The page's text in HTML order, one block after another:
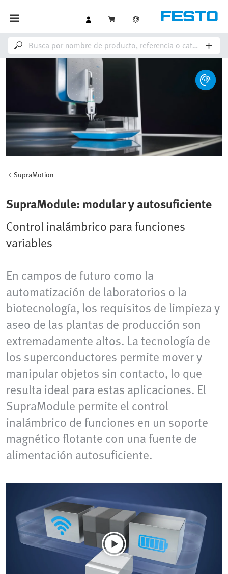
SupraMotion
SupraModule: modular y autosuficiente
Control inalámbrico para funciones
variables
En campos de futuro como la
automatización de laboratorios o la
biotecnología, los requisitos de limpieza y
aseo de las plantas de producción son
extremadamente altos. La tecnología de
los superconductores permite mover y
manipular objetos sin contacto, lo que
resulta ideal para estas aplicaciones. El
SupraModule permite el control
inalámbrico de funciones en un soporte
magnético flotante con una fuente de
alimentación autosuficiente.